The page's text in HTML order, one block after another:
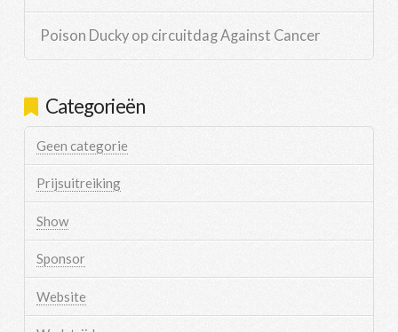
Poison Ducky op circuitdag Against Cancer
Categorieën
Geen categorie
Prijsuitreiking
Show
Sponsor
Website